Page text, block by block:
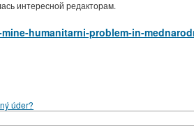
интересной редакторам.
humanitarni-problem-in-
úder?